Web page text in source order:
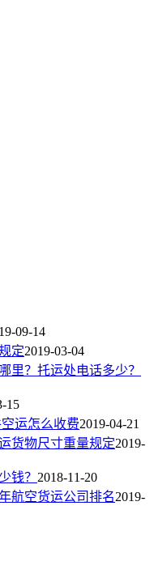
09-14
定2019-03-04
里？托运处电话多少？
15
运怎么收费2019-04-21
货物尺寸重量规定2019-
钱？ 2018-11-20
航空货运公司排名2019-